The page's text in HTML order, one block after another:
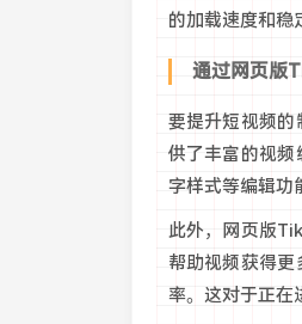
的加载速度和稳
通过网页版
要提升短视频
供了丰富的视
字样式等编辑功
此外，网页版
帮助视频获得
率。这对于正在